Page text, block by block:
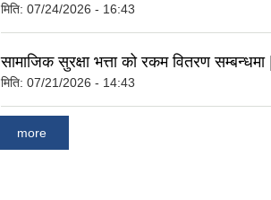
मिति: 07/24/2026 - 16:43
सामाजिक सुरक्षा भत्ता को रकम वितरण सम्बन्धमा
मिति: 07/21/2026 - 14:43
more